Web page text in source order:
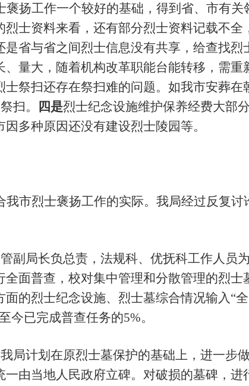
扬工作一个较好的基础，得到省、市有
烈士资料来看，还有部分烈士资料记载不全
省与省之间烈士信息没有共享，给查找烈
量大，随着机构改革职能台能转移，需重
士祭扫还存在祭扫难的问题。如我市安葬在
扫。
四是烈士纪念设施维护保养经费大部
多种原因还没有建设烈士陵园等。
市烈士褒扬工作的实际。我局经过反复讨
副局长负总责，法规科、优抚科工作人员
面普查， 校对集中管理和分散管理的烈士
的烈士纪念设施、烈士墓综合情况输入“
今已完成普查任务的5%。
我局计划在原烈士墓保护的基础上，进一步
由当地人民政府立碑。对破损的墓碑，进